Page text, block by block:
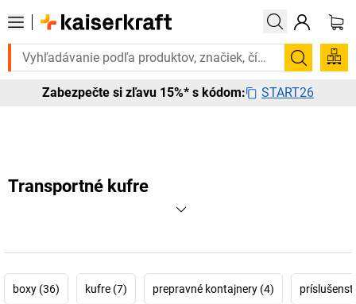
to urgentne? Vybrané bestsellery doručíme do 72 hodín. Objavte
Zabezpečte si zľavu 15%* s kódom: START26
Transportné kufre
boxy (36) kufre (7) prepravné kontajnery (4)